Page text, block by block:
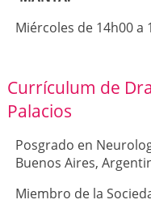
Miércoles de 14h00 a
Currículum de
Palacios
Posgrado en
Buenos Aires,
Miembro de la